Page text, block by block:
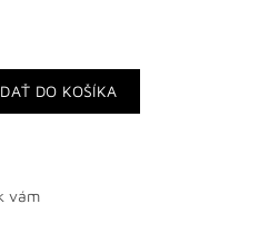
DO KOŠÍKA
vám